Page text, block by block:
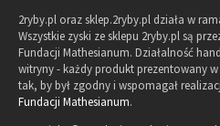
2ryby.pl oraz sklep.2ryby.pl działa w
Wszystkie zyski ze sklepu 2ryby.pl są
Fundacji Mathesianum. Działalność
witryny - każdy produkt prezentowany
tak, by był zgodny i wspomagał
Fundacji Mathesianum.